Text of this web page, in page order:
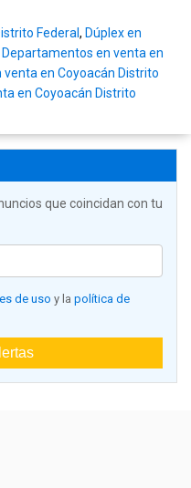
Federal, Dúplex en
Departamentos en venta en
venta en Coyoacán Distrito
en Coyoacán Distrito
que coincidan con tu
de uso y la política de